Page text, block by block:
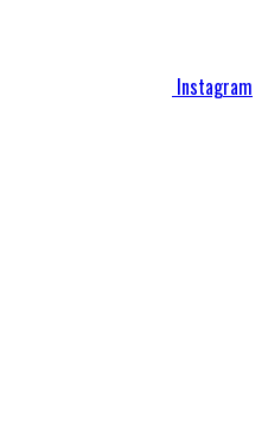
Instagram